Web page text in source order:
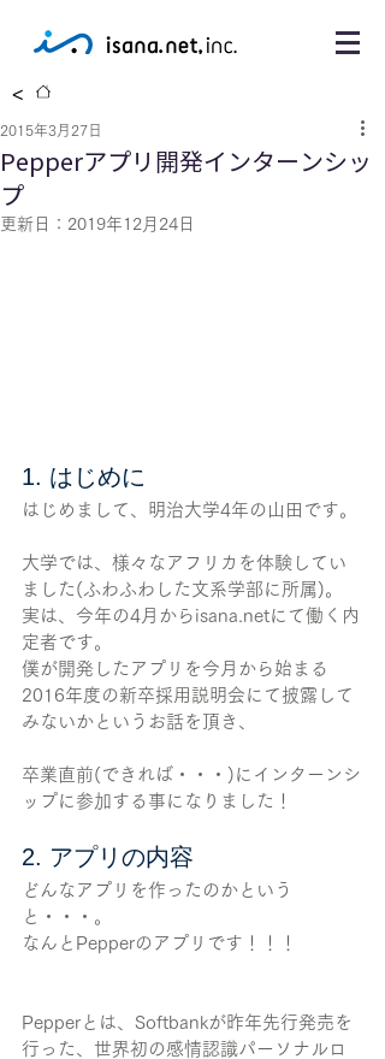
<
Pepperアプリ開発インターンシッ
プ
2015年3月27日
更新日： 2019年12月24日
1. はじめに
はじめまして、明治大学4年の山田です。
大学では、様々なアフリカを体験してい
ました(ふわふわした文系学部に所属)。
実は、今年の4月からisana.netにて働く内
定者です。
僕が開発したアプリを今月から始まる
2016年度の新卒採用説明会にて披露して
みないかというお話を頂き、
卒業直前(できれば・・・)にインターンシ
ップに参加する事になりました！
2. アプリの内容
どんなアプリを作ったのかという
と・・・。
なんとPepperのアプリです！！！
Pepperとは、Softbankが昨年先行発売を
行った、世界初の感情認識パーソナルロ